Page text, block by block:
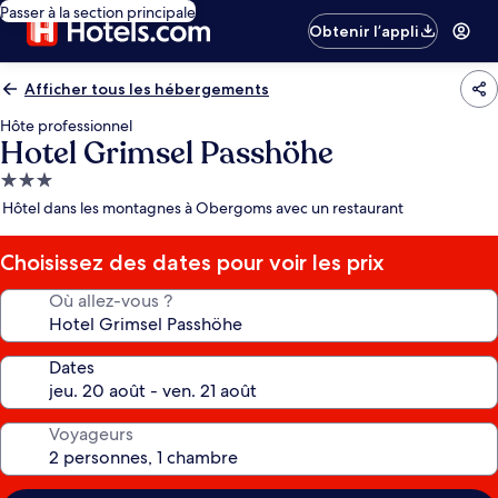
Passer à la section principale
Obtenir l’appli
Afficher tous les hébergements
Hôte professionnel
Hotel Grimsel Passhöhe
Hébergement
3.0 étoiles
Hôtel dans les montagnes à Obergoms avec un restaurant
Choisissez des dates pour voir les prix
Où allez-vous ?
Dates
Voyageurs